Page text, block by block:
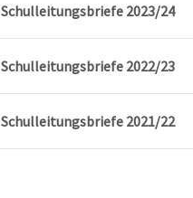
Schulleitungsbriefe 2023/24
Schulleitungsbriefe 2022/23
Schulleitungsbriefe 2021/22